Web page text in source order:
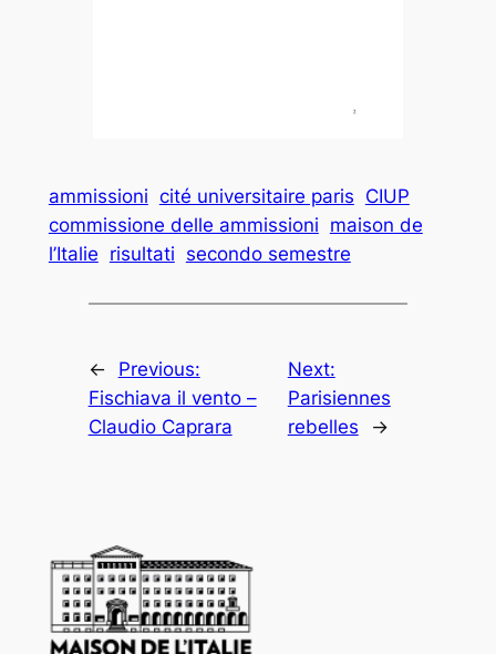
ammissioni cité universitaire paris CIUP
commissione delle ammissioni maison de
l’Italie risultati secondo semestre
←
Previous:
Fischiava il vento –
Claudio Caprara
Next:
Parisiennes
rebelles
→